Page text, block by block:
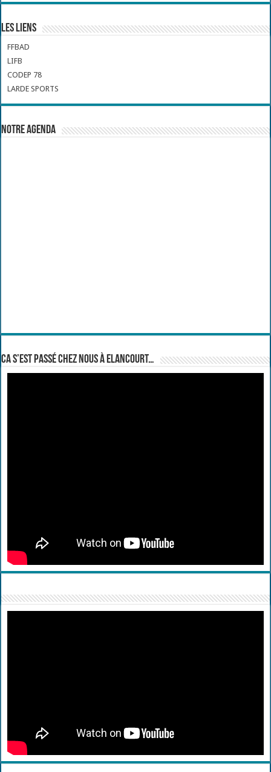
Les liens
FFBAD
LIFB
CODEP 78
LARDE SPORTS
Notre Agenda
Ca s’est passé chez nous à Elancourt…